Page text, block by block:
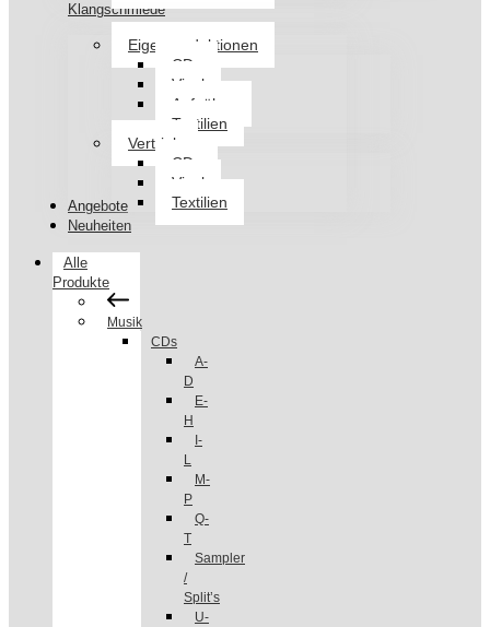
Klangschmiede
Eigenproduktionen
CDs
Vinyl
Aufnäher
Textilien
Vertrieb
CDs
Vinyl
Textilien
Angebote
Neuheiten
Alle
Produkte
Musik
CDs
A-
D
E-
H
I-
L
M-
P
Q-
T
Sampler
/
Split’s
U-